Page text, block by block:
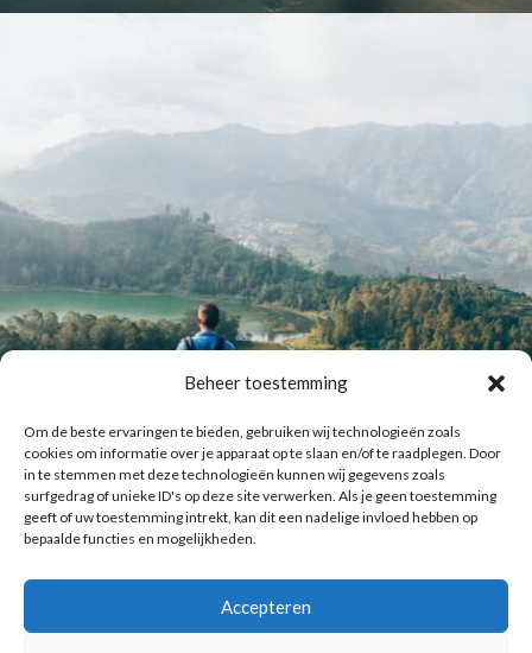
Beheer toestemming
Om de beste ervaringen te bieden, gebruiken wij technologieën zoals
cookies om informatie over je apparaat op te slaan en/of te raadplegen. Door
in te stemmen met deze technologieën kunnen wij gegevens zoals
surfgedrag of unieke ID's op deze site verwerken. Als je geen toestemming
geeft of uw toestemming intrekt, kan dit een nadelige invloed hebben op
bepaalde functies en mogelijkheden.
Accepteren
Laat meer posts zien Volg me op Instagram